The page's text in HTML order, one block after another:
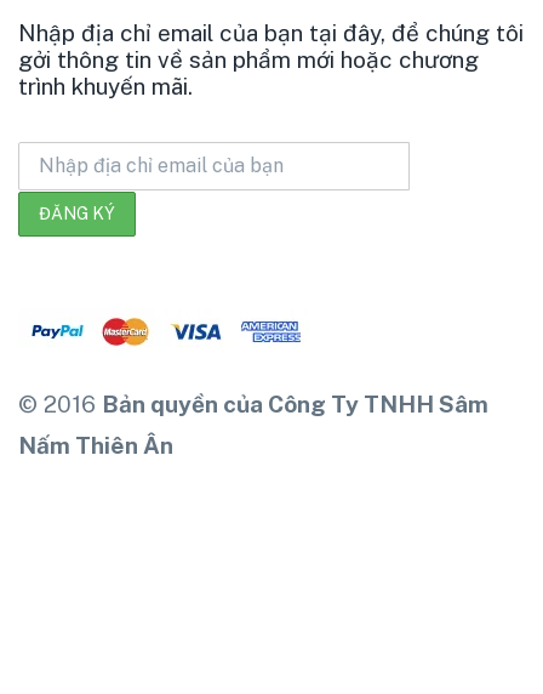
Nhập địa chỉ email của bạn tại đây, để chúng tôi
gởi thông tin về sản phẩm mới hoặc chương
trình khuyến mãi.
© 2016 Bản quyền của Công Ty TNHH Sâm
Nấm Thiên Ân